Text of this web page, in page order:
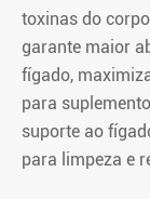
toxinas do
garante maior
fígado,
para
suporte ao
para limpeza e